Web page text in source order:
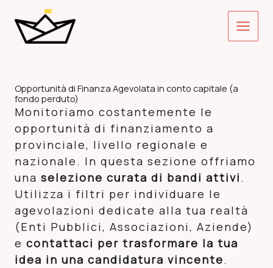
contenuto
Main
Menu
Opportunità di Finanza Agevolata in conto capitale (a
fondo perduto)
Monitoriamo costantemente le
opportunità di finanziamento a
provinciale, livello regionale e
nazionale. In questa sezione offriamo
una selezione curata di bandi attivi.
Utilizza i filtri per individuare le
agevolazioni dedicate alla tua realtà
(Enti Pubblici, Associazioni, Aziende)
e contattaci per trasformare la tua
idea in una candidatura vincente.